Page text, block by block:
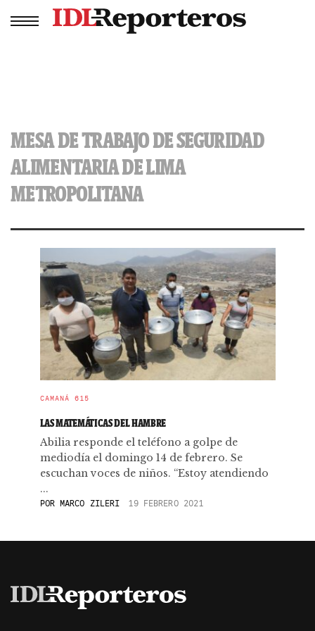
MESA DE TRABAJO DE SEGURIDAD
ALIMENTARIA DE LIMA
METROPOLITANA
CAMANÁ 615
LAS MATEMÁTICAS DEL HAMBRE
Abilia responde el teléfono a golpe de
mediodía el domingo 14 de febrero. Se
escuchan voces de niños. “Estoy atendiendo
...
PORMARCO ZILERI 19 FEBRERO 2021